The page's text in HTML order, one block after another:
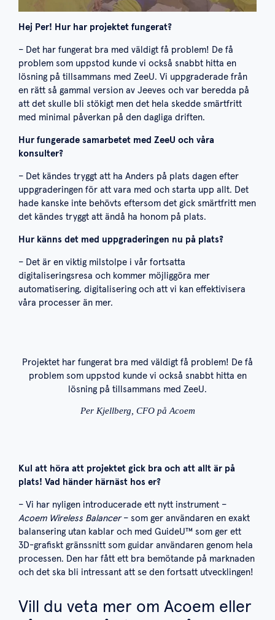
Hej Per! Hur har projektet fungerat?
– Det har fungerat bra med väldigt få problem! De få
problem som uppstod kunde vi också snabbt hitta en
lösning på tillsammans med ZeeU. Vi uppgraderade från
en rätt så gammal version av Jeeves och var beredda på
att det skulle bli stökigt men det hela skedde smärtfritt
med minimal påverkan på den dagliga driften.
Hur fungerade samarbetet med ZeeU och våra
konsulter?
– Det kändes tryggt att ha Anders på plats dagen efter
uppgraderingen för att vara med och starta upp allt. Det
hade kanske inte behövts eftersom det gick smärtfritt men
det kändes tryggt att ändå ha honom på plats.
Hur känns det med uppgraderingen nu på plats?
– Det är en viktig milstolpe i vår fortsatta
digitaliseringsresa och kommer möjliggöra mer
automatisering, digitalisering och att vi kan effektivisera
våra processer än mer.
Projektet har fungerat bra med väldigt få problem! De få
problem som uppstod kunde vi också snabbt hitta en
lösning på tillsammans med ZeeU.
Per Kjellberg, CFO på Acoem
Kul att höra att projektet gick bra och att allt är på
plats! Vad händer härnäst hos er?
– Vi har nyligen introducerade ett nytt instrument –
Acoem Wireless Balancer– som ger användaren en exakt
balansering utan kablar och med GuideU™ som ger ett
3D-grafiskt gränssnitt som guidar användaren genom hela
processen. Den har fått ett bra bemötande på marknaden
och det ska bli intressant att se den fortsatt utvecklingen!
Vill du veta mer om Acoem eller